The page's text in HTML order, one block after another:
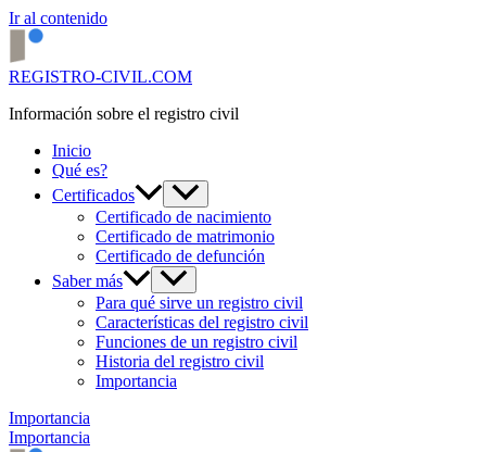
Ir al contenido
REGISTRO-CIVIL.COM
Información sobre el registro civil
Inicio
Qué es?
Certificados
Certificado de nacimiento
Certificado de matrimonio
Certificado de defunción
Saber más
Para qué sirve un registro civil
Características del registro civil
Funciones de un registro civil
Historia del registro civil
Importancia
Importancia
Importancia